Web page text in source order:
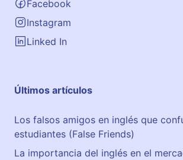
t
o
Facebook
Instagram
Linked In
Últimos artículos
Los falsos amigos en inglés que
estudiantes (False Friends)
La importancia del inglés en el